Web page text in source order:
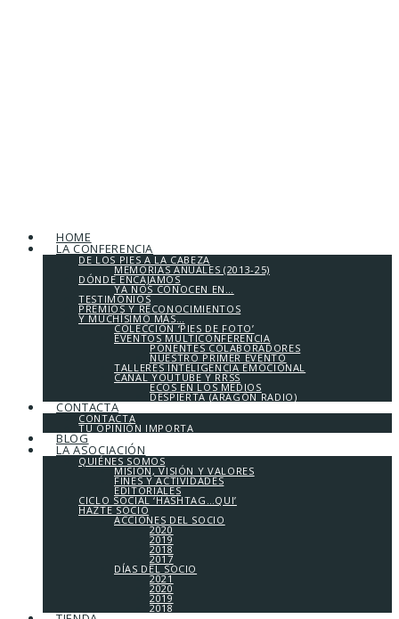
HOME
LA CONFERENCIA
DE LOS PIES A LA CABEZA
MEMORIAS ANUALES (2013-25)
DÓNDE ENCAJAMOS
YA NOS CONOCEN EN…
TESTIMONIOS
PREMIOS Y RECONOCIMIENTOS
Y MUCHÍSIMO MÁS…
COLECCIÓN ‘PIES DE FOTO’
EVENTOS MULTICONFERENCIA
PONENTES COLABORADORES
NUESTRO PRIMER EVENTO
TALLERES INTELIGENCIA EMOCIONAL
CANAL YOUTUBE Y RRSS
ECOS EN LOS MEDIOS
DESPIERTA (ARAGÓN RADIO)
CONTACTA
CONTACTA
TU OPINIÓN IMPORTA
BLOG
LA ASOCIACIÓN
QUIÉNES SOMOS
MISIÓN, VISIÓN Y VALORES
FINES Y ACTIVIDADES
EDITORIALES
CICLO SOCIAL ‘HASHTAG…QUI’
HAZTE SOCIO
ACCIONES DEL SOCIO
2020
2019
2018
2017
DÍAS DEL SOCIO
2021
2020
2019
2018